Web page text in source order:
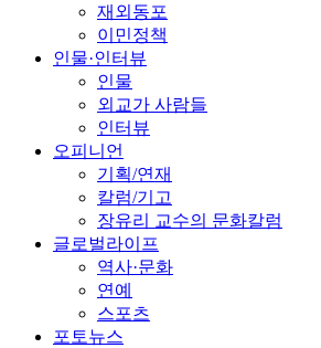
재외동포
이민정책
인물·인터뷰
인물
외교가 사람들
인터뷰
오피니언
기획/연재
칼럼/기고
장유리 교수의 문화칼럼
글로벌라이프
역사·문화
연예
스포츠
포토뉴스